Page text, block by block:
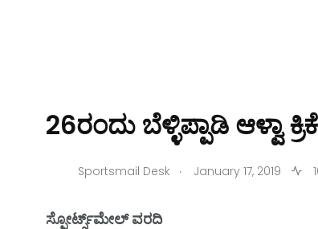
26ರಂದು ಬೆಳ್ಳಿಪ್ಪಾಡಿ
Sportsmail Desk . January 17, 2019
ಸ್ಪೋರ್ಟ್ಸ್‌ಮೇಲ್ ವರದಿ